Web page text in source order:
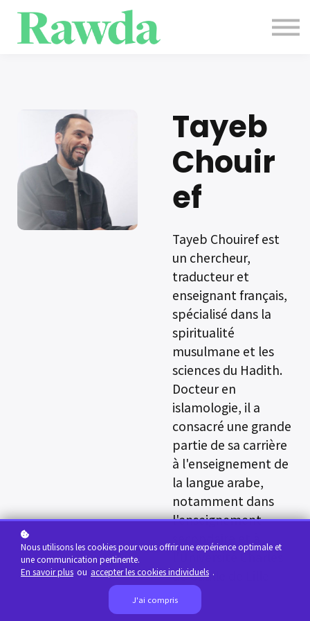
Contact
Blog
Tayeb
Chouir
ef
Tayeb Chouiref est
un chercheur,
traducteur et
enseignant français,
spécialisé dans la
spiritualité
musulmane et les
sciences du Hadith.
Docteur en
islamologie, il a
consacré une grande
partie de sa carrière
à l'enseignement de
la langue arabe,
notamment dans
l'enseignement
secondaire et à
l'Université Charles
de Gaulle de Lille
Nous utilisons les cookies pour vous offrir une expérience optimale et
une communication pertinente.
En savoir plus ou accepter les cookies individuels .
J'ai compris